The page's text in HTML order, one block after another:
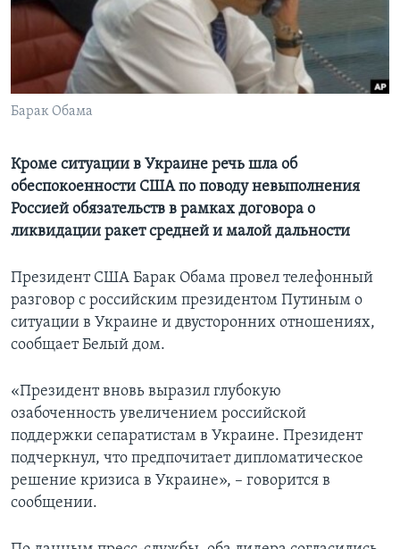
Learning English
СОЦИАЛЬНЫЕ СЕТИ
Языки
Барак Обама
Кроме ситуации в Украине речь шла об
обеспокоенности США по поводу невыполнения
Россией обязательств в рамках договора о
ликвидации ракет средней и малой дальности
Президент США Барак Обама провел телефонный
разговор с российским президентом Путиным о
ситуации в Украине и двусторонних отношениях,
сообщает Белый дом.
«Президент вновь выразил глубокую
озабоченность увеличением российской
поддержки сепаратистам в Украине. Президент
подчеркнул, что предпочитает дипломатическое
решение кризиса в Украине», – говорится в
сообщении.